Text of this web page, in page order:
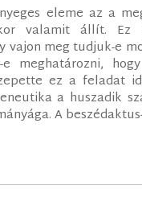
eleme az a
valamit állít.
vajon meg tudjuk-e
meghatározni,
ez a feladat
a huszadik
A